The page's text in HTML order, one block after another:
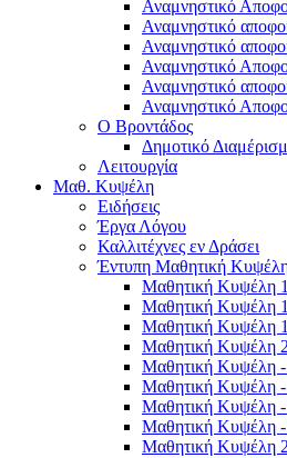
Αναμνηστικό
Αναμνηστικό
Αναμνηστικό
Αναμνηστικό
Αναμνηστικό
Αναμνηστικό
Ο Βροντάδος
Δημοτικό
Λειτουργία
Μαθ. Κυψέλη
Ειδήσεις
Έργα Λόγου
Καλλιτέχνες εν Δράσει
Έντυπη Μαθητική
Μαθητική Κυψέλη
Μαθητική Κυψέλη
Μαθητική Κυψέλη
Μαθητική Κυψέλη
Μαθητική Κυψέλη
Μαθητική Κυψέλη
Μαθητική Κυψέλη
Μαθητική Κυψέλη -
Μαθητική Κυψέλη